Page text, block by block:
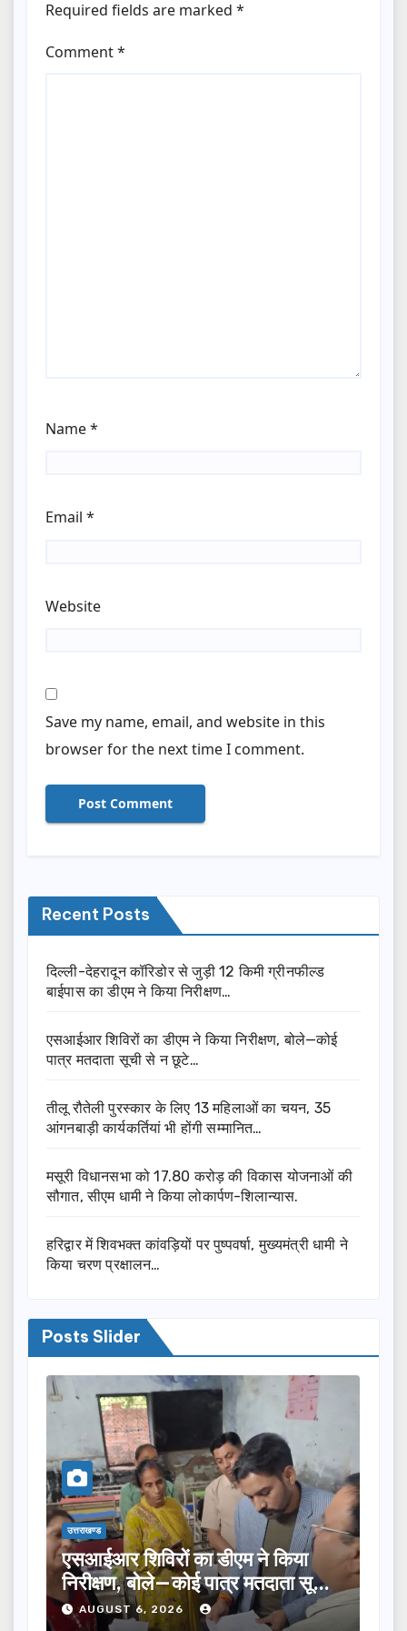
Required fields are marked *
Comment*
Name*
Email *
Website
Save my name, email, and website in this
browser for the next time I comment.
Recent Posts
दिल्ली-देहरादून कॉरिडोर से जुड़ी 12 किमी ग्रीनफील्ड
बाईपास का डीएम ने किया निरीक्षण…
एसआईआर शिविरों का डीएम ने किया निरीक्षण, बोले—कोई
पात्र मतदाता सूची से न छूटे…
तीलू रौतेली पुरस्कार के लिए 13 महिलाओं का चयन, 35
आंगनबाड़ी कार्यकर्तियां भी होंगी सम्मानित…
मसूरी विधानसभा को 17.80 करोड़ की विकास योजनाओं की
सौगात, सीएम धामी ने किया लोकार्पण-शिलान्यास.
हरिद्वार में शिवभक्त कांवड़ियों पर पुष्पवर्षा, मुख्यमंत्री धामी ने
किया चरण प्रक्षालन…
Posts Slider
उत्तराखण्ड
तीलू रौतेली पुरस्कार के लिए 13 महिलाओं
का चयन, 35 आंगनबाड़ी कार्यकर्तियां भी
होंगी सम्मानित…
AUGUST 6, 2026